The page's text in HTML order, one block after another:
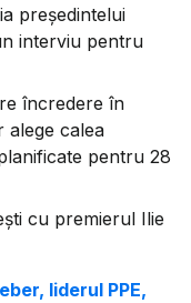
președintelui
interviu pentru
încredere în
alege calea
pentru 28
cu premierul Ilie
liderul PPE,